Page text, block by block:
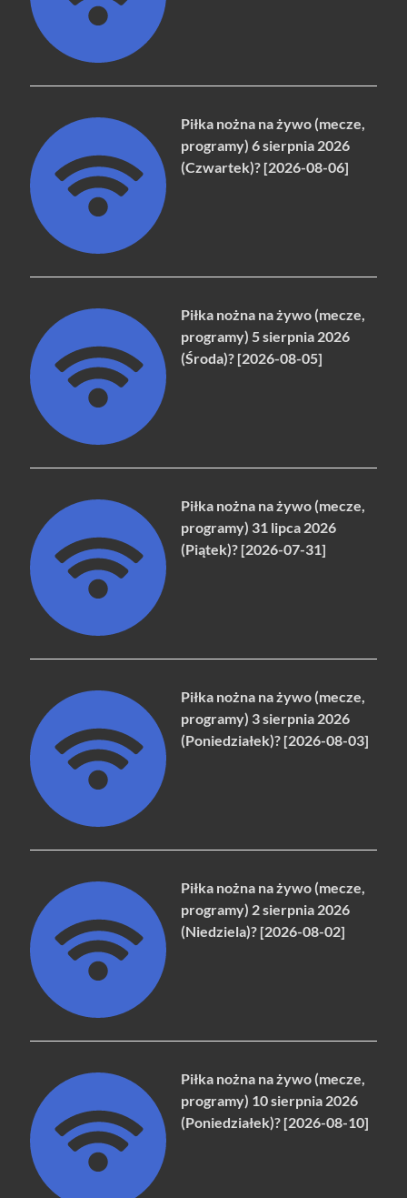
Piłka nożna na żywo (mecze,
programy) 6 sierpnia 2026
(Czwartek)? [2026-08-06]
Piłka nożna na żywo (mecze,
programy) 5 sierpnia 2026
(Środa)? [2026-08-05]
Piłka nożna na żywo (mecze,
programy) 31 lipca 2026
(Piątek)? [2026-07-31]
Piłka nożna na żywo (mecze,
programy) 3 sierpnia 2026
(Poniedziałek)? [2026-08-03]
Piłka nożna na żywo (mecze,
programy) 2 sierpnia 2026
(Niedziela)? [2026-08-02]
Piłka nożna na żywo (mecze,
programy) 10 sierpnia 2026
(Poniedziałek)? [2026-08-10]